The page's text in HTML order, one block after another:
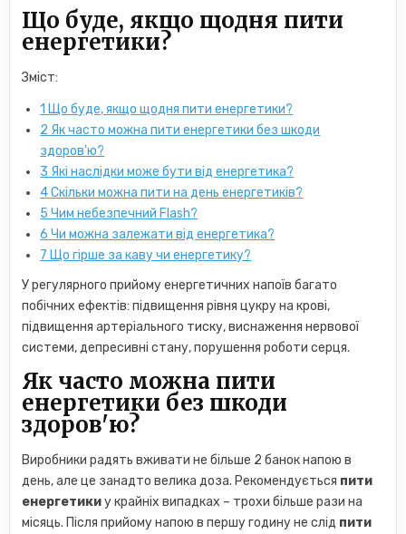
Що буде, якщо щодня пити
енергетики?
Зміст:
1 Що буде, якщо щодня пити енергетики?
2 Як часто можна пити енергетики без шкоди
здоров'ю?
3 Які наслідки може бути від енергетика?
4Скільки можна пити на день енергетиків?
5 Чим небезпечний Flash?
6 Чи можна залежати від енергетика?
7 Що гірше за каву чи енергетику?
У регулярного прийому енергетичних напоїв багато
побічних ефектів: підвищення рівня цукру на крові,
підвищення артеріального тиску, виснаження нервової
системи, депресивні стану, порушення роботи серця.
Як часто можна пити
енергетики без шкоди
здоров'ю?
Виробники радять вживати не більше 2 банок напою в
день, але це занадто велика доза. Рекомендується пити
енергетикиу крайніх випадках – трохи більше рази на
місяць. Після прийому напою в першу годину не слід пити